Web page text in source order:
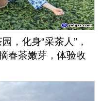
，化身“采茶人”，
春茶嫩芽，体验收